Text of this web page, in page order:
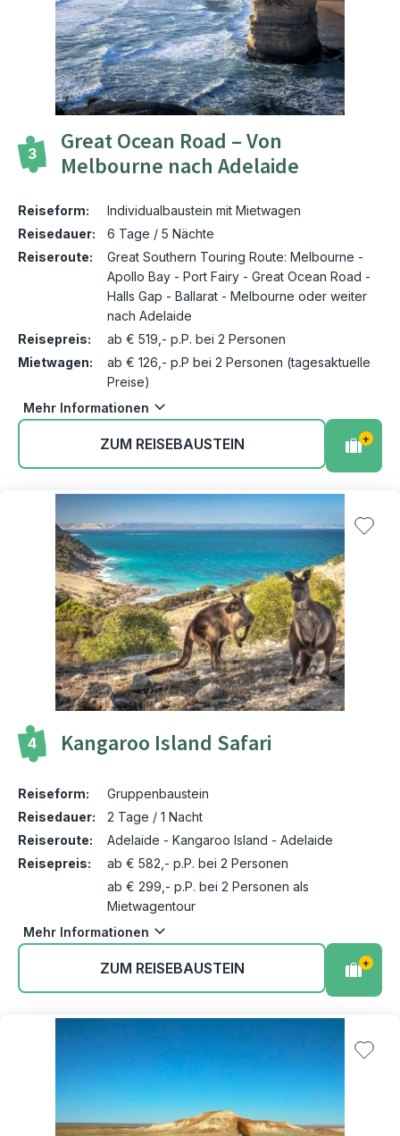
3
Great Ocean Road – Von
Melbourne nach Adelaide
Reiseform:
Individualbaustein mit Mietwagen
Reisedauer:
6 Tage / 5 Nächte
Reiseroute:
Great Southern Touring Route: Melbourne -
Apollo Bay - Port Fairy - Great Ocean Road -
Halls Gap - Ballarat - Melbourne oder weiter
nach Adelaide
Reisepreis:
ab € 519,- p.P. bei 2 Personen
Mietwagen:
ab € 126,- p.P bei 2 Personen (tagesaktuelle
Preise)
Mehr Informationen
ZUM REISEBAUSTEIN +
4 Kangaroo Island Safari
Reiseform:
Gruppenbaustein
Reisedauer:
2 Tage / 1 Nacht
Reiseroute:
Adelaide - Kangaroo Island - Adelaide
Reisepreis:
ab € 582,- p.P. bei 2 Personen
ab € 299,- p.P. bei 2 Personen als
Mietwagentour
Mehr Informationen
ZUM REISEBAUSTEIN +